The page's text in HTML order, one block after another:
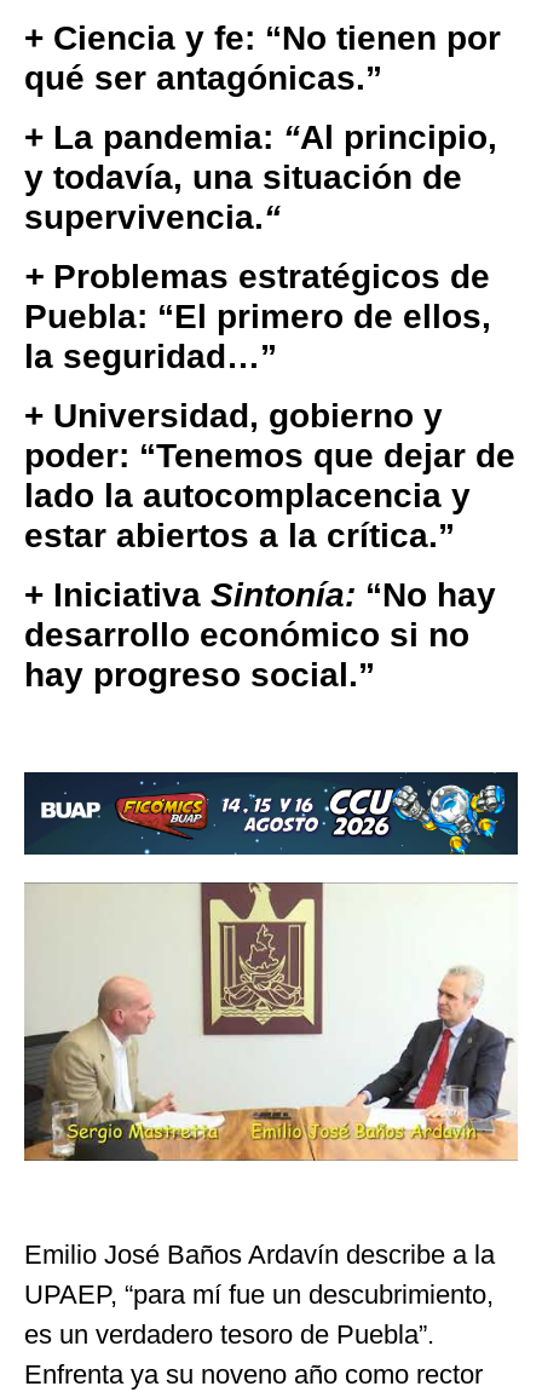
+ Ciencia y fe: “No tienen por
qué ser antagónicas.”
+ La pandemia: “Al principio,
y todavía, una situación de
supervivencia.“
+ Problemas estratégicos de
Puebla: “El primero de ellos,
la seguridad…”
+ Universidad, gobierno y
poder: “Tenemos que dejar de
lado la autocomplacencia y
estar abiertos a la crítica.”
+ Iniciativa Sintonía: “No hay
desarrollo económico si no
hay progreso social.”
Emilio José Baños Ardavín describe a la
UPAEP, “para mí fue un descubrimiento,
es un verdadero tesoro de Puebla”.
Enfrenta ya su noveno año como rector